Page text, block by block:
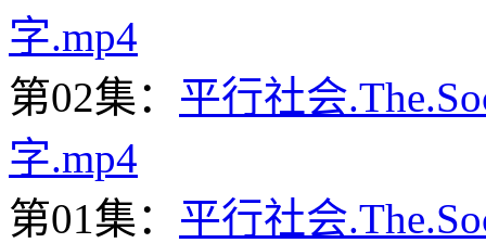
字.mp4
第02集： 平行社会
字.mp4
第01集： 平行社会